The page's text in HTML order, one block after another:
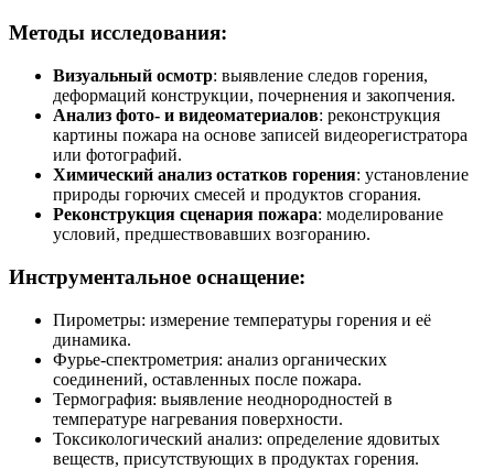
Методы исследования:
Визуальный осмотр: выявление следов горения,
деформаций конструкции, почернения и закопчения.
Анализ фото- и видеоматериалов: реконструкция
картины пожара на основе записей видеорегистратора
или фотографий.
Химический анализ остатков горения: установление
природы горючих смесей и продуктов сгорания.
Реконструкция сценария пожара: моделирование
условий, предшествовавших возгоранию.
Инструментальное оснащение:
Пирометры: измерение температуры горения и её
динамика.
Фурье-спектрометрия: анализ органических
соединений, оставленных после пожара.
Термография: выявление неоднородностей в
температуре нагревания поверхности.
Токсикологический анализ: определение ядовитых
веществ, присутствующих в продуктах горения.